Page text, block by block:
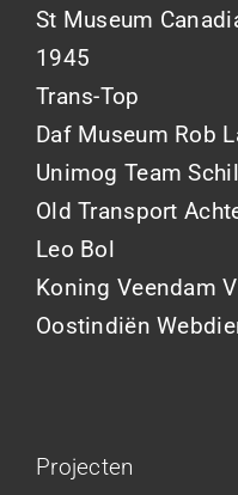
St Museum
1945
Trans-Top
Daf Museum Rob
Unimog Team
Old Transport
Leo Bol
Koning Veendam
Oostindiën
Projecten